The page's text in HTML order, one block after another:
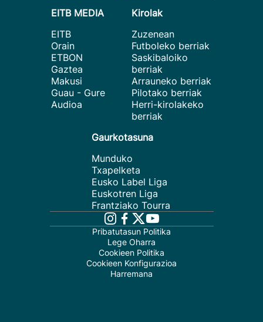
EITB MEDIA
EITB
Orain
ETBON
Gaztea
Makusi
Guau - Gure
Audioa
Kirolak
Zuzenean
Futboleko berriak
Saskibaloiko
berriak
Arrauneko berriak
Pilotako berriak
Herri-kirolakeko
berriak
Gaurkotasuna
Munduko
Txapelketa
Eusko Label Liga
Euskotren Liga
Frantziako Tourra
Pribatutasun Politika
Lege Oharra
Cookieen Politika
Cookieen Konfigurazioa
Harremana